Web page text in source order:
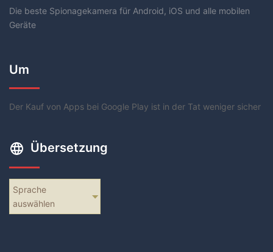
Die beste Spionagekamera für Android, iOS und alle mobilen
Geräte
Um
Der Kauf von Apps bei Google Play ist in der Tat weniger sicher
Übersetzung
Sprache
auswählen